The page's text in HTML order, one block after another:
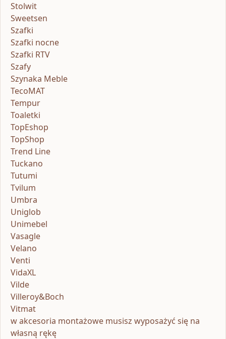
Stolwit
Sweetsen
Szafki
Szafki nocne
Szafki RTV
Szafy
Szynaka Meble
TecoMAT
Tempur
Toaletki
TopEshop
TopShop
Trend Line
Tuckano
Tutumi
Tvilum
Umbra
Uniglob
Unimebel
Vasagle
Velano
Venti
VidaXL
Vilde
Villeroy&Boch
Vitmat
w akcesoria montażowe musisz wyposażyć się na
własną rękę